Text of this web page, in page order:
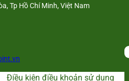
Tp Hồ Chí Minh, Việt Nam
Điều kiện điều khoản sử dụng